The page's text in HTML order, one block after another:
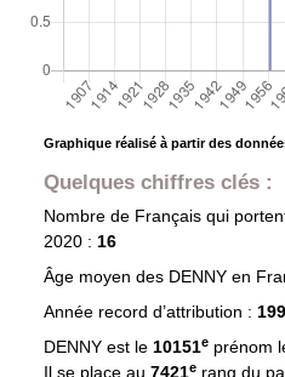
Graphique réalisé à partir des
Quelques chiffres clés :
Nombre de Français qui
2020 : 16
Âge moyen des DENNYen
Année record d’attribution :
DENNY est le 10151eprénom
Il se place au 7421e rang du